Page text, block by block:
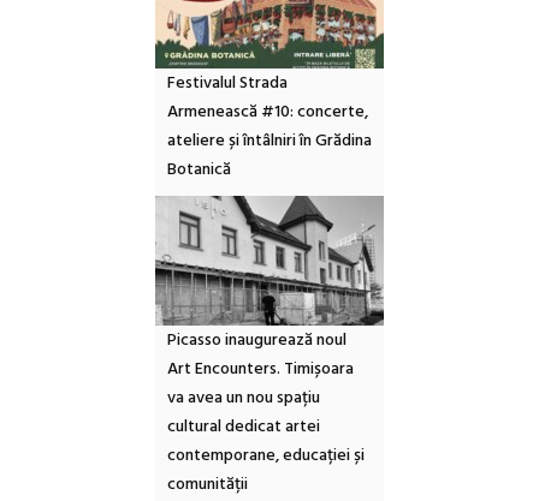
Festivalul Strada
Armenească #10: concerte,
ateliere și întâlniri în Grădina
Botanică
Picasso inaugurează noul
Art Encounters. Timișoara
va avea un nou spațiu
cultural dedicat artei
contemporane, educației și
comunității